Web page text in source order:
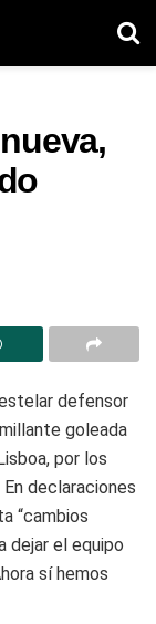
defensor
goleada
por los
declaraciones
“cambios
dejar el equipo
sí hemos